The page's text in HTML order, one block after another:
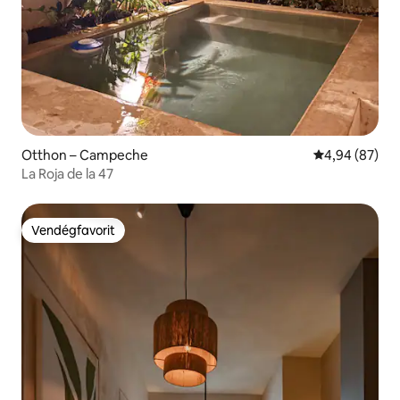
Otthon – Campeche Átlagos
4,94 (87)
La Roja de la 47
Vendégfavorit
Vendégfavorit